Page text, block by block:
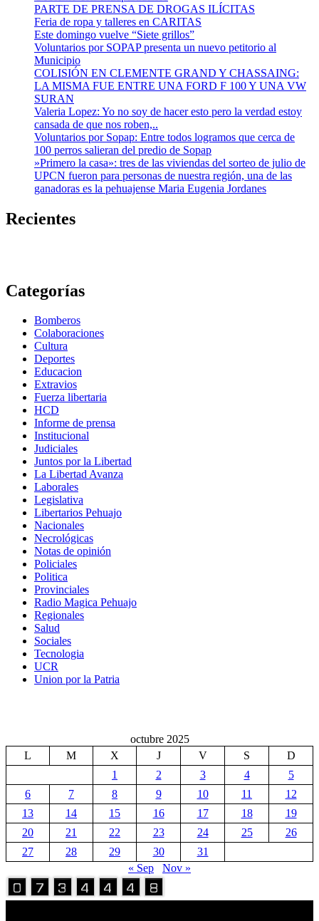
PARTE DE PRENSA DE DROGAS ILÍCITAS
Feria de ropa y talleres en CARITAS
Este domingo vuelve “Siete grillos”
Voluntarios por SOPAP presenta un nuevo petitorio al
Municipio
COLISIÓN EN CLEMENTE GRAND Y CHASSAING:
LA MISMA FUE ENTRE UNA FORD F 100 Y UNA VW
SURAN
Valeria Lopez: Yo no soy de hacer esto pero la verdad estoy
cansada de que nos roben,..
Voluntarios por Sopap: Entre todos logramos que cerca de
100 perros salieran del predio de Sopap
»Primero la casa»: tres de las viviendas del sorteo de julio de
UPCN fueron para personas de nuestra región, una de las
ganadoras es la pehuajense Maria Eugenia Jordanes
Recientes
Categorías
Bomberos
Colaboraciones
Cultura
Deportes
Educacion
Extravios
Fuerza libertaria
HCD
Informe de prensa
Institucional
Judiciales
Juntos por la Libertad
La Libertad Avanza
Laborales
Legislativa
Libertarios Pehuajo
Nacionales
Necrológicas
Notas de opinión
Policiales
Politica
Provinciales
Radio Magica Pehuajo
Regionales
Salud
Sociales
Tecnologia
UCR
Union por la Patria
octubre 2025
L
M X J V S
D
1
2 3 4
5
6
7 8 9 10 11
12
13
14 15 16 17 18
19
20
21 22 23 24 25
26
27
28 29 30
31
« Sep
Nov »